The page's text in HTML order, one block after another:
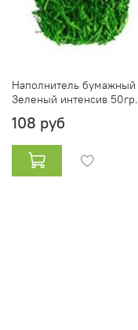
Наполнитель бумажный
Зеленый интенсив 50гр.
108 руб